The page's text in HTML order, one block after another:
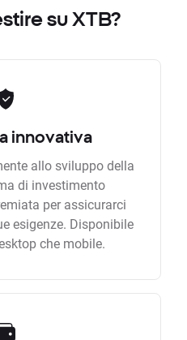
su XTB?
innovativa
allo sviluppo della
di investimento
per assicurarci
esigenze. Disponibile
che mobile.